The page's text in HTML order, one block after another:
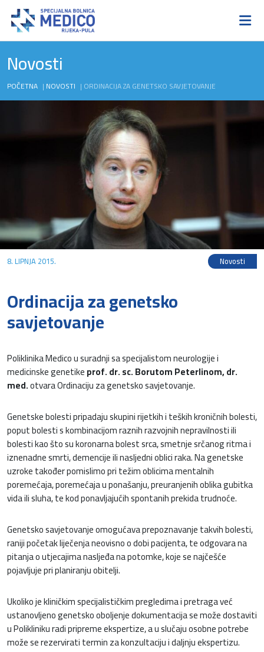
Novosti
POČETNA | NOVOSTI | ORDINACIJA ZA GENETSKO SAVJETOVANJE
8. LIPNJA 2015. Novosti
Ordinacija za genetsko
savjetovanje
Poliklinika Medico u suradnji sa specijalistom neurologije i
medicinske genetikeprof. dr. sc. Borutom Peterlinom, dr.
med.otvara Ordinaciju za genetsko savjetovanje.
Genetske bolesti pripadaju skupini rijetkih i teških kroničnih bolesti,
poput bolesti s kombinacijom raznih razvojnih nepravilnosti ili
bolesti kao što su koronarna bolest srca, smetnje srčanog ritma i
iznenadne smrti, demencije ili nasljedni oblici raka. Na genetske
uzroke također pomislimo pri težim oblicima mentalnih
poremećaja, poremećaja u ponašanju, preuranjenih oblika gubitka
vida ili sluha, te kod ponavljajućih spontanih prekida trudnoće.
Genetsko savjetovanje omogućava prepoznavanje takvih bolesti,
raniji početak liječenja neovisno o dobi pacijenta, te odgovara na
pitanja o utjecajima nasljeđa na potomke, koje se najčešće
pojavljuje pri planiranju obitelji.
Ukoliko je kliničkim specijalističkim pregledima i pretraga već
ustanovljeno genetsko oboljenje dokumentacija se može dostaviti
u Polikliniku radi pripreme ekspertize, a u slučaju osobne potrebe
može se rezervirati termin za konzultaciju i daljnju ekspertizu.